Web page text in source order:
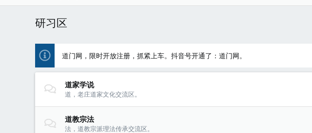
研习区
道门网，限时开放注册，抓紧上车。抖音号开通了：道门网。
道家学说
道，老庄道家文化交流区。
道教宗法
法，道教宗派理法传承交流区。